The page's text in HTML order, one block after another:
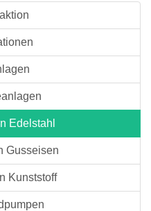
Edelstahl
Gusseisen
Kunststoff